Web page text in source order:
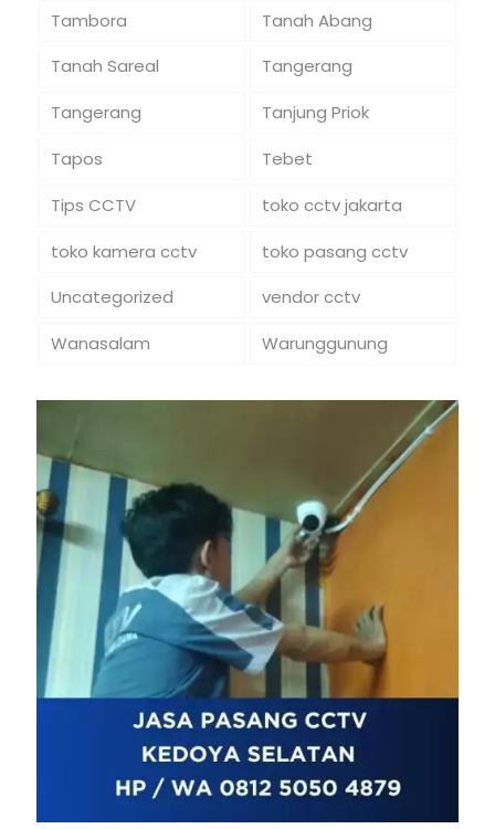
Tambora
Tanah Abang
Tanah Sareal
Tangerang
Tangerang
Tanjung Priok
Tapos
Tebet
Tips CCTV
toko cctv jakarta
toko kamera cctv
toko pasang cctv
Uncategorized
vendor cctv
Wanasalam
Warunggunung